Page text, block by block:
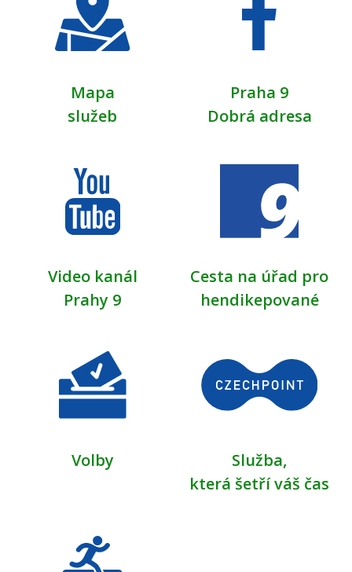
Mapa
služeb
Praha 9
Dobrá adresa
Video kanál
Prahy 9
Cesta na úřad pro
hendikepované
Volby
Služba,
která šetří váš čas